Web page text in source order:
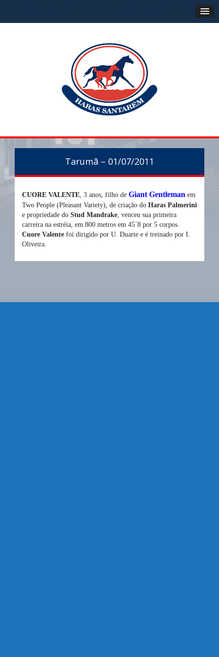
Tarumã – 01/07/2011
CUORE VALENTE , 3 anos, filho de Giant Gentleman em
Two People (Pleasant Variety), de criação do Haras Palmerini
e propriedade do Stud Mandrake , venceu sua primeira
carreira na estréia, em 800 metros em 45´8 por 5 corpos.
Cuore Valente foi dirigido por U. Duarte e é treinado por I.
Oliveira.